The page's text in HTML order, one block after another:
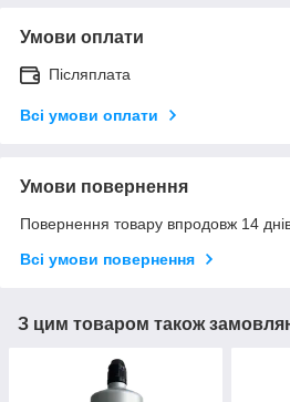
Умови оплати
Післяплата
Всі умови оплати
Умови повернення
Повернення товару впродовж 14
Всі умови повернення
З цим товаром також